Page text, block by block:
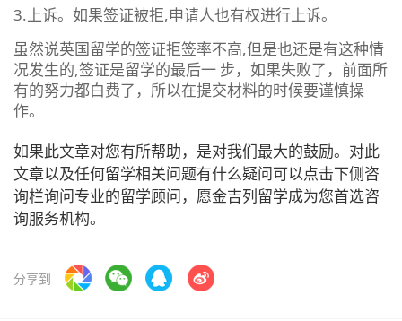
3.上诉。如果签证被拒,申请人也有权进行上诉。
虽然说英国留学的签证拒签率不高,但是也还是有这种情
况发生的,签证是留学的最后一 步，如果失败了，前面所
有的努力都白费了，所以在提交材料的时候要谨慎操
作。
如果此文章对您有所帮助，是对我们最大的鼓励。对此
文章以及任何留学相关问题有什么疑问可以点击下侧咨
询栏询问专业的留学顾问，愿金吉列留学成为您首选咨
询服务机构。
分享到